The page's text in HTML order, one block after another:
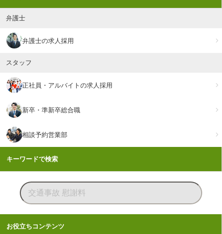
弁護士
弁護士の求人採用
スタッフ
正社員・アルバイトの求人採用
新卒・準新卒総合職
相談予約営業部
キーワードで検索
お役立ちコンテンツ